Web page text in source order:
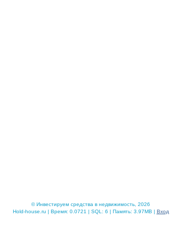
© Инвестируем средства в недвижимость, 2026
Hold-house.ru | Время: 0.0721 | SQL: 6 | Память: 3.97MB | Вход